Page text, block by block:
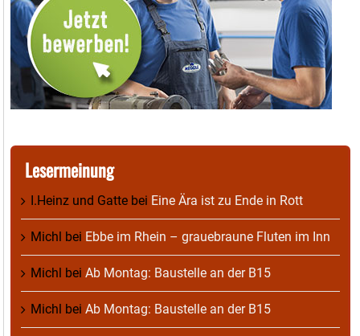
Lesermeinung
I.Heinz und Gatte bei Eine Ära ist zu Ende in Rott
Michl bei Ebbe im Rhein – grauebraune Fluten im Inn
Michl bei Ab Montag: Baustelle an der B15
Michl bei Ab Montag: Baustelle an der B15